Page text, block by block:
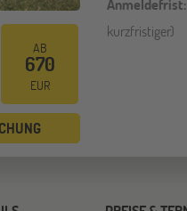
AB
670
EUR
Anmeldefrist:
kurzfristiger)